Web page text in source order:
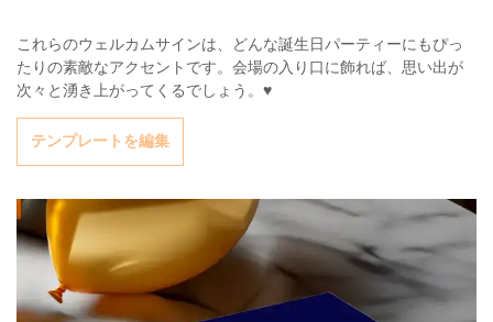
これらのウェルカムサインは、どんな誕生日パーティーにもぴっ
たりの素敵なアクセントです。会場の入り口に飾れば、思い出が
次々と湧き上がってくるでしょう。♥
テンプレートを編集